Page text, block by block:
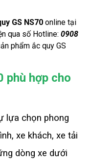
GS NS70 online tại
qua số Hotline: 0908
phẩm ắc quy GS
phù hợp cho
lựa chọn phong
xe khách, xe tải
dòng xe dưới